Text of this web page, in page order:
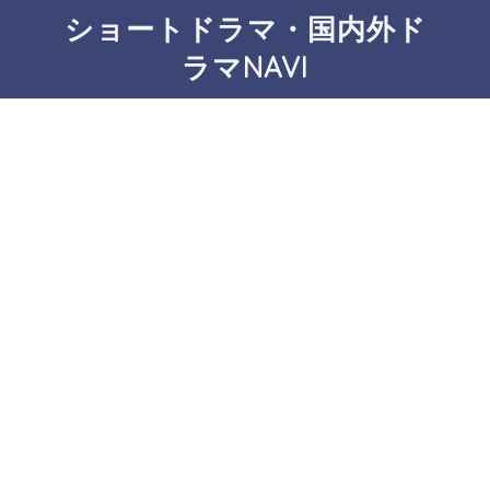
ショートドラマ・国内外ド
ラマNAVI